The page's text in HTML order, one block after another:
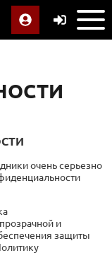
очень серьезно
и
защиты